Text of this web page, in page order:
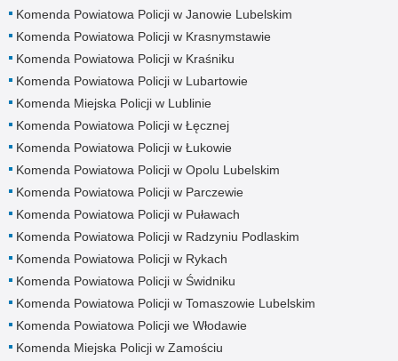
Komenda Powiatowa Policji w Janowie Lubelskim
Komenda Powiatowa Policji w Krasnymstawie
Komenda Powiatowa Policji w Kraśniku
Komenda Powiatowa Policji w Lubartowie
Komenda Miejska Policji w Lublinie
Komenda Powiatowa Policji w Łęcznej
Komenda Powiatowa Policji w Łukowie
Komenda Powiatowa Policji w Opolu Lubelskim
Komenda Powiatowa Policji w Parczewie
Komenda Powiatowa Policji w Puławach
Komenda Powiatowa Policji w Radzyniu Podlaskim
Komenda Powiatowa Policji w Rykach
Komenda Powiatowa Policji w Świdniku
Komenda Powiatowa Policji w Tomaszowie Lubelskim
Komenda Powiatowa Policji we Włodawie
Komenda Miejska Policji w Zamościu